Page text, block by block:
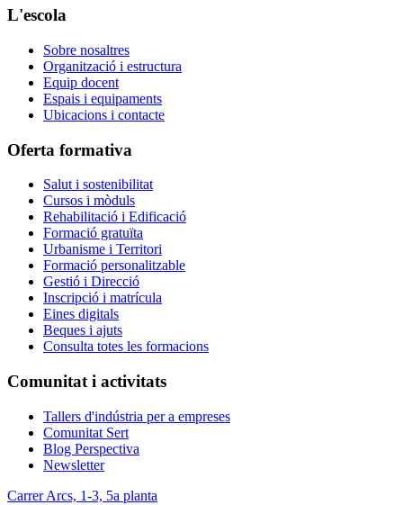
L'escola
Sobre nosaltres
Organització i estructura
Equip docent
Espais i equipaments
Ubicacions i contacte
Oferta formativa
Salut i sostenibilitat
Cursos i mòduls
Rehabilitació i Edificació
Formació gratuïta
Urbanisme i Territori
Formació personalitzable
Gestió i Direcció
Inscripció i matrícula
Eines digitals
Beques i ajuts
Consulta totes les formacions
Comunitat i activitats
Tallers d'indústria per a empreses
Comunitat Sert
Blog Perspectiva
Newsletter
Carrer Arcs, 1-3, 5a planta